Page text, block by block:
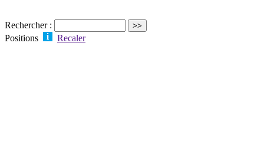
Rechercher :
Positions
Recaler